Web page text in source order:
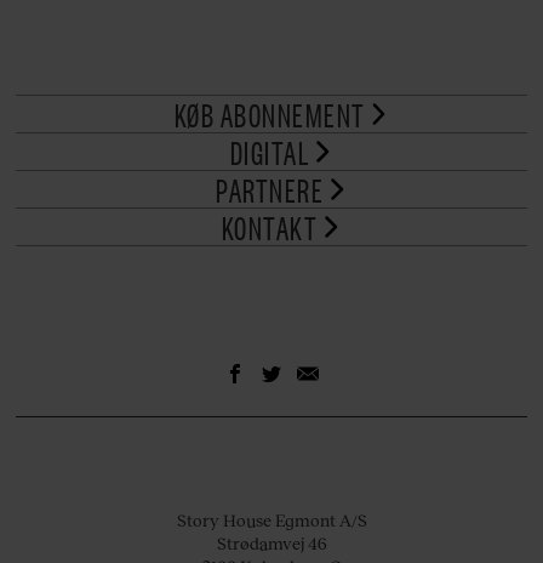
KØB ABONNEMENT
DIGITAL
PARTNERE
KONTAKT
Story House Egmont A/S
Strødamvej 46